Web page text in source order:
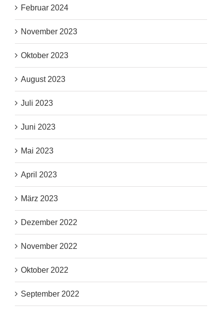
Februar 2024
November 2023
Oktober 2023
August 2023
Juli 2023
Juni 2023
Mai 2023
April 2023
März 2023
Dezember 2022
November 2022
Oktober 2022
September 2022